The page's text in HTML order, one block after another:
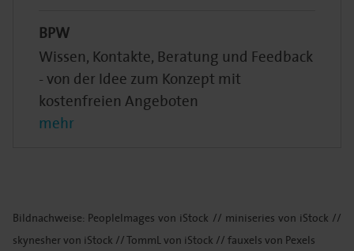
BPW
Wissen, Kontakte, Beratung und Feedback
- von der Idee zum Konzept mit
kostenfreien Angeboten
mehr
Bildnachweise: PeopleImages von iStock // miniseries von iStock //
skynesher von iStock // TommL von iStock // fauxels von Pexels